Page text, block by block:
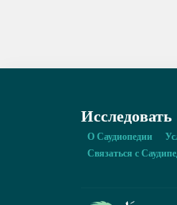
Исследовать
О Саудиопедии
Связаться с